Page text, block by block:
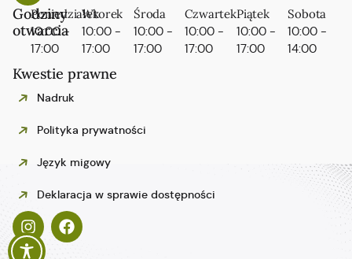
Godziny
otwarcia
Poniedziałek
10:00 -
17:00
Wtorek
10:00 -
17:00
Środa
10:00 -
17:00
Czwartek
10:00 -
17:00
Piątek
10:00 -
17:00
Sobota
10:00 -
14:00
Kwestie prawne
Nadruk
Polityka prywatności
Język migowy
Deklaracja w sprawie dostępności
Français
Italiano